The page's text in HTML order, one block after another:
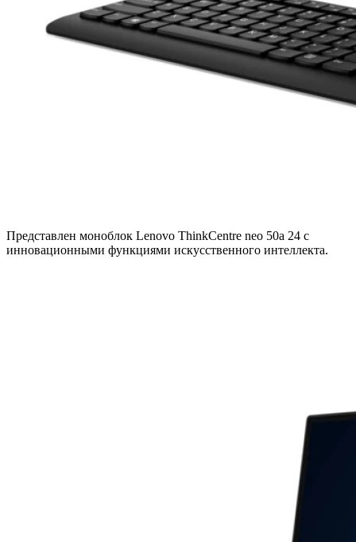
Представлен моноблок Lenovo ThinkCentre neo 50a 24 с
инновационными функциями искусственного интеллекта.